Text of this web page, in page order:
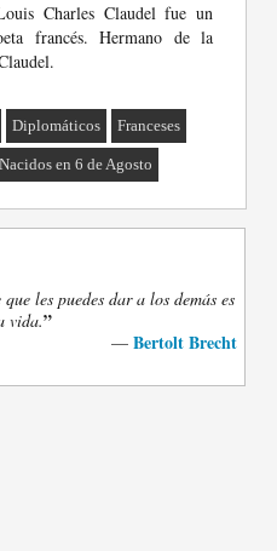
Charles Claudel fue un
francés. Hermano de la
Diplomáticos Franceses
Nacidos en 6 de Agosto
les puedes dar a los demás es
vida.”
— Bertolt Brecht